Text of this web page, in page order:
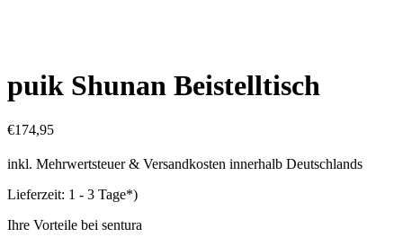
puik Shunan Beistelltisch
€174,95
inkl. Mehrwertsteuer & Versandkosten innerhalb Deutschlands
Lieferzeit: 1 - 3 Tage*)
Ihre Vorteile bei sentura